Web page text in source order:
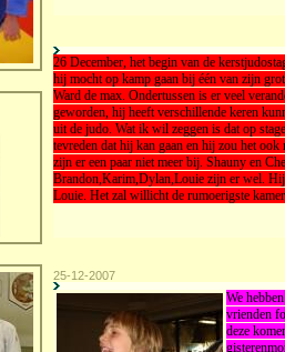
26 December, het begin van de
hij mocht op kamp gaan bij één van zijn
Ward de max. Ondertussen is er veel
geworden, hij heeft verschillende keren
uit de judo. Wat ik wil zeggen is dat op
tevreden dat hij kan gaan en hij zou het
zijn er een paar niet meer bij. Shauny en
Brandon,Karim,Dylan,Louie zijn er wel.
Louie. Het zal willicht de rumoerigste
25-12-2007
We
vrienden
deze